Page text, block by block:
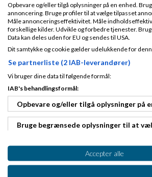
Fra
Tilmeldt 28.
06
Indlæg ialt:
Teknik,
Emner
Opbevare og/eller tilgå oplysninger på en enhed.
annoncering. Bruge profiler til at vælge tilpasset
Måle annonceringseffektivitet. Måle
forskellige kilder. Udvikle og forbedre tjenester.
Data kan deles uden for EU og sendes til USA.
Dit samtykke og cookie gælder udelukkende for
Se partnerliste (2 IAB-leverandører)
Vi bruger dine data til følgende formål:
IAB's behandlingsformål:
Opbevare og/eller tilgå oplysninger på
Bruge begrænsede oplysninger til at
Oprette profiler til tilpasset
Bruge profiler til at vælge tilpasset
Accepter alle